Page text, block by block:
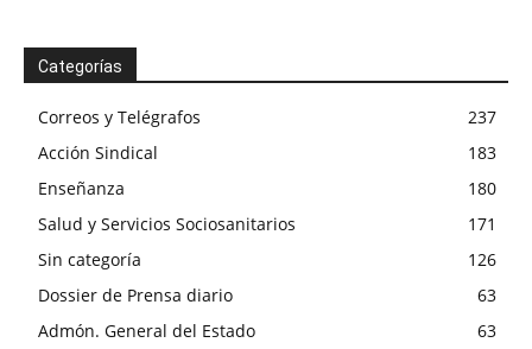
Categorías
Correos y Telégrafos
237
Acción Sindical
183
Enseñanza
180
Salud y Servicios Sociosanitarios
171
Sin categoría
126
Dossier de Prensa diario
63
Admón. General del Estado
63